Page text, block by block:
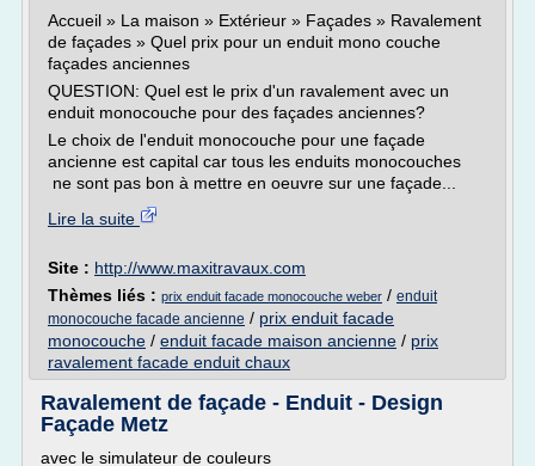
Accueil » La maison » Extérieur » Façades » Ravalement
de façades » Quel prix pour un enduit mono couche
façades anciennes
QUESTION: Quel est le prix d'un ravalement avec un
enduit monocouche pour des façades anciennes?
Le choix de l'enduit monocouche pour une façade
ancienne est capital car tous les enduits monocouches
ne sont pas bon à mettre en oeuvre sur une façade...
Lire la suite
Site : http://www.maxitravaux.com
Thèmes liés : prix enduit facade monocouche weber / enduit
monocouche facade ancienne / prix enduit facade
monocouche / enduit facade maison ancienne / prix
ravalement facade enduit chaux
Ravalement de façade - Enduit - Design
Façade Metz
avec le simulateur de couleurs